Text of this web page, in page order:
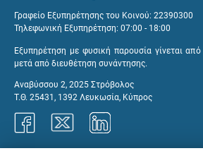
Γραφείο Εξυπηρέτησης του Κοινού: 22390300
Τηλεφωνική Εξυπηρέτηση: 07:00 - 18:00
Εξυπηρέτηση με φυσική παρουσία γίνεται από
μετά από διευθέτηση συνάντησης.
Αναβύσσου 2, 2025 Στρόβολος
Τ.Θ. 25431, 1392 Λευκωσία, Κύπρος